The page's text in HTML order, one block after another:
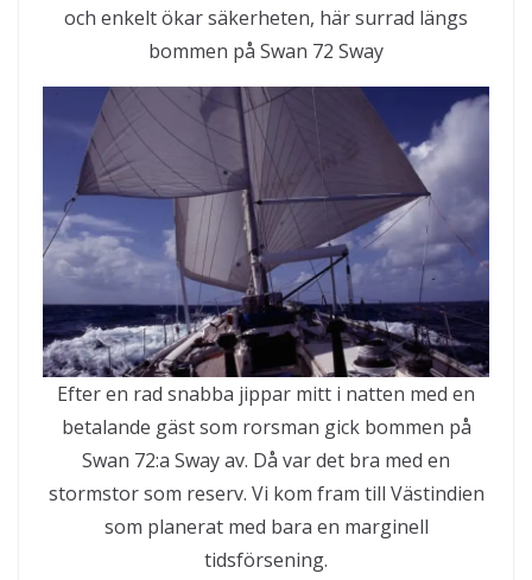
och enkelt ökar säkerheten, här surrad längs
bommen på Swan 72 Sway
Efter en rad snabba jippar mitt i natten med en
betalande gäst som rorsman gick bommen på
Swan 72:a Sway av. Då var det bra med en
stormstor som reserv. Vi kom fram till Västindien
som planerat med bara en marginell
tidsförsening.